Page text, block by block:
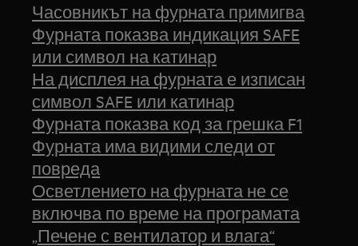
Часовникът на фурната примигва
Фурната показва индикация SAFE
или символ на катинар
На дисплея на фурната е изписан
символ SAFE или катинар
Фурната показва код за грешка F1
Фурната има видими следи от
повреда
Осветлението на фурната не се
включва по време на програмата
„Печене с вентилатор и влага“